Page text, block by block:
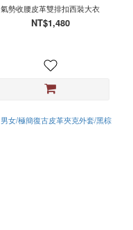
氣勢收腰皮革雙排扣西裝大衣
NT$1,480